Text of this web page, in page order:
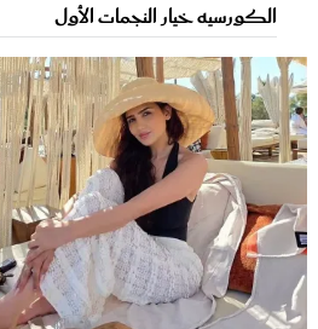
الكورسيه خيار النجمات الأول